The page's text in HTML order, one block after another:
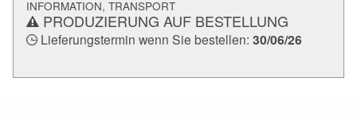
INFORMATION, TRANSPORT
PRODUZIERUNG AUF BESTELLUNG
Lieferungstermin wenn Sie bestellen: 30/06/26